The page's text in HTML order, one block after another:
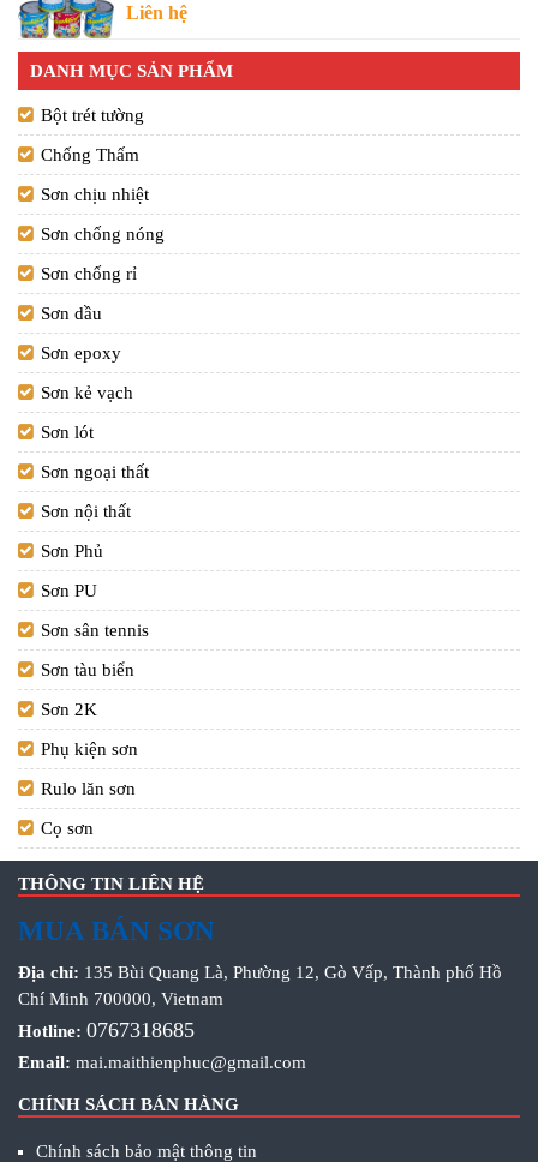
Liên hệ
DANH MỤC SẢN PHẨM
Bột trét tường
Chống Thấm
Sơn chịu nhiệt
Sơn chống nóng
Sơn chống rỉ
Sơn dầu
Sơn epoxy
Sơn kẻ vạch
Sơn lót
Sơn ngoại thất
Sơn nội thất
Sơn Phủ
Sơn PU
Sơn sân tennis
Sơn tàu biển
Sơn 2K
Phụ kiện sơn
Rulo lăn sơn
Cọ sơn
THÔNG TIN LIÊN HỆ
MUA BÁN SƠN
Địa chỉ: 135 Bùi Quang Là, Phường 12, Gò Vấp, Thành phố Hồ
Chí Minh 700000, Vietnam
Hotline: 0767318685
Email: mai.maithienphuc@gmail.com
CHÍNH SÁCH BÁN HÀNG
Chính sách bảo mật thông tin